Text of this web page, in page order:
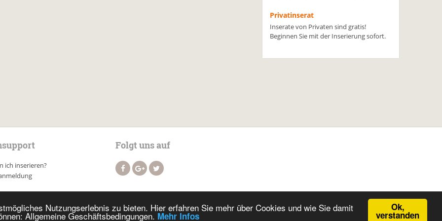
Ok,
verstanden
Nutzungserlebnis zu bieten. Hier erfahren Sie mehr über Cookies und wie Sie damit
Allgemeine Geschäftsbedingungen. Mehr Infos
Privatinserat
Inserate von Privaten sind gratis!
Beginnen Sie mit der Inserierung sofort.
ich inserieren?
Folgt uns auf
Impressum AGB Datenschutz Suchen Login